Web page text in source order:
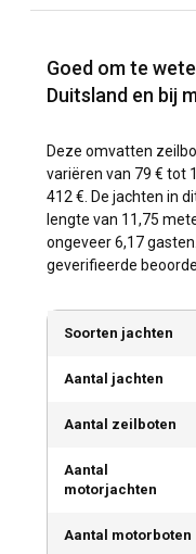
Goed om te
Duitsland en bij
Deze omvatten
variëren van 79 € tot
412 €. De jachten in
lengte van 11,75
ongeveer 6,17
geverifieerde
Soorten jachten
Aantal jachten
Aantal zeilboten
Aantal
motorjachten
Aantal motorboten